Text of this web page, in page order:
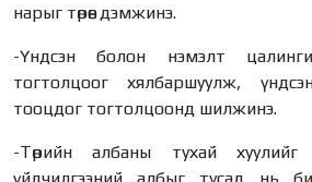
нарыг төрөөс дэмжинэ.
-Үндсэн болон нэмэлт цалингийн
тогтолцоог хялбаршуулж,
тооцдог тогтолцоонд шилжинэ.
-Төрийн албаны тухай